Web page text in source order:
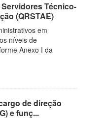
Técnico-
(QRSTAE)
em
níveis de
Anexo I da
de direção
e funç...